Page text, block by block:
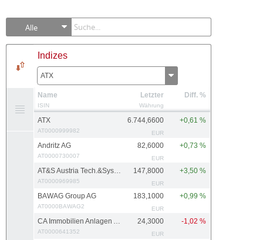
Alle
Indizes
ATX
Name
ISIN
Letzter
Währung
Diff. %
ATX
AT0000999982
6.744,6600
EUR
+0,61 %
Andritz AG
AT0000730007
82,6000
EUR
+0,73 %
AT&S Austria Tech.&Systemtech.
AT0000969985
147,8000
EUR
+3,50 %
BAWAG Group AG
AT0000BAWAG2
183,1000
EUR
+0,99 %
CA Immobilien Anlagen AG
AT0000641352
24,3000
EUR
-1,02 %